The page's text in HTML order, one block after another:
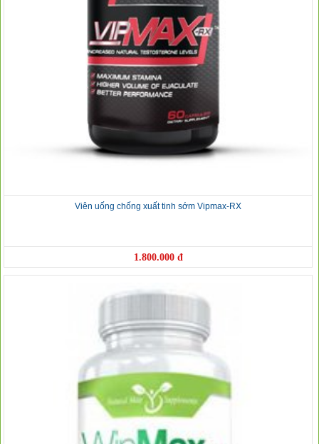
Viên uống chống xuất tinh sớm Vipmax-RX
1.800.000 đ